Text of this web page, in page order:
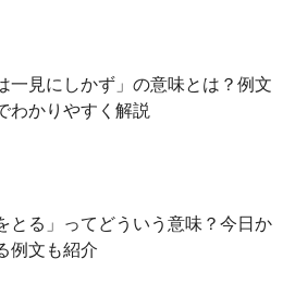
一見にしかず」の意味とは？例文
わかりやすく解説
とる」ってどういう意味？今日か
例文も紹介